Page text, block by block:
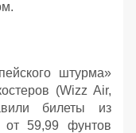
штурма»
(Wizz Air,
билеты из
от 59,99 фунтов